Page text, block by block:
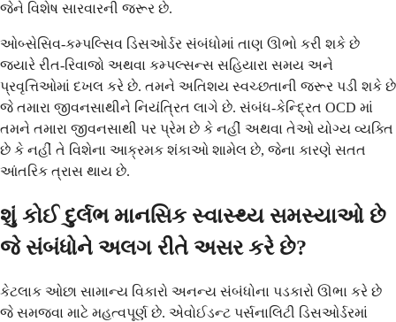
જેને વિશેષ સારવારની જરૂર છે.
ઓબ્સેસિવ-કમ્પલ્સિવ ડિસઓર્ડર સંબંધોમાં તાણ ઊભો કરી શકે છે
જ્યારે રીત-રિવાજો અથવા કમ્પલ્સન્સ સહિયારા સમય અને
પ્રવૃત્તિઓમાં દખલ કરે છે. તમને અતિશય સ્વચ્છતાની જરૂર પડી શકે છે
જે તમારા જીવનસાથીને નિયંત્રિત લાગે છે. સંબંધ-કેન્દ્રિત OCD માં
તમને તમારા જીવનસાથી પર પ્રેમ છે કે નહીં અથવા તેઓ યોગ્ય વ્યક્તિ
છે કે નહીં તે વિશેના આક્રમક શંકાઓ શામેલ છે, જેના કારણે સતત
આંતરિક ત્રાસ થાય છે.
શું કોઈ દુર્લભ માનસિક સ્વાસ્થ્ય સમસ્યાઓ છે
જે સંબંધોને અલગ રીતે અસર કરે છે?
કેટલાક ઓછા સામાન્ય વિકારો અનન્ય સંબંધોના પડકારો ઊભા કરે છે
જે સમજવા માટે મહત્વપૂર્ણ છે. એવોઈડન્ટ પર્સનાલિટી ડિસઓર્ડરમાં